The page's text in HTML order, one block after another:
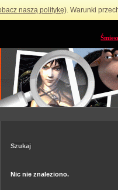
naszą politykę). Warunki
Szukaj
Nic nie znaleziono.